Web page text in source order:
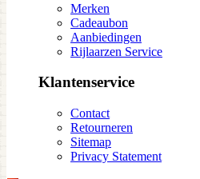
Merken
Cadeaubon
Aanbiedingen
Rijlaarzen Service
Klantenservice
Contact
Retourneren
Sitemap
Privacy Statement